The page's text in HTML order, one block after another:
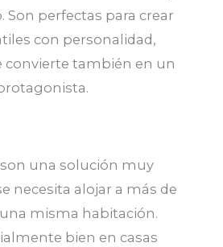
Son perfectas para crear
con personalidad,
convierte también en un
una solución muy
necesita alojar a más de
misma habitación.
bien en casas